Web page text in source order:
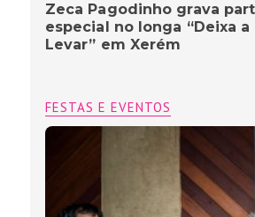
Zeca Pagodinho grava
especial no longa “Deixa a
Levar” em Xerém
FESTAS E EVENTOS